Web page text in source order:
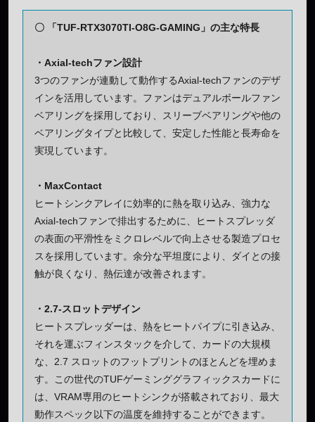
〇 「TUF-RTX3070TI-O8G-GAMING」の主な特長
・Axial-techファン設計
3つのファンが連動して動作するAxial-techファンのデザ
インを活用しています。ファンはデュアルボールファン
ベアリングを採用しており、スリーブベアリングや他の
ベアリングタイプと比較して、安定した性能と長寿命を
実現しています。
・MaxContact
ヒートシンクアレイに効率的に熱を取り込み、強力な
Axial-techファンで排出するために、ヒートスプレッダ
の表面の平滑性をミクロレベルで向上させる製造プロセ
スを採用しています。余分な平坦度により、ダイとの接
触が良くなり、熱伝達が改善されます。
・2.7-スロットデザイン
ヒートスプレッダーは、熱をヒートパイプに引き込み、
それを運ぶフィンスタックを介して、カードの大規模
な、2.7 スロットのフットプリントのほとんどを埋めま
す。この世代のTUFゲーミンググラフィックスカードに
は、VRAM専用のヒートシンクが搭載されており、最大
動作スペック以下の温度を維持することができます。